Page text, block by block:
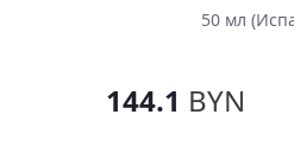
50 мл
144.1 BYN